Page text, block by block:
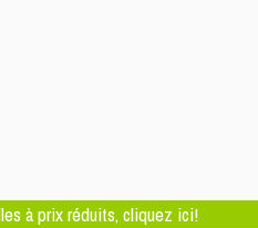
à prix réduits, cliquez ici!